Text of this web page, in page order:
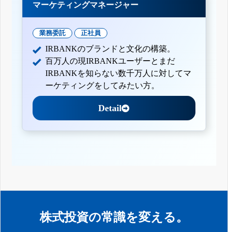
マーケティングマネージャー
業務委託 正社員
IRBANKのブランドと文化の構築。
百万人の現IRBANKユーザーとまだ
IRBANKを知らない数千万人に対してマ
ーケティングをしてみたい方。
Detail
株式投資の常識を変える。